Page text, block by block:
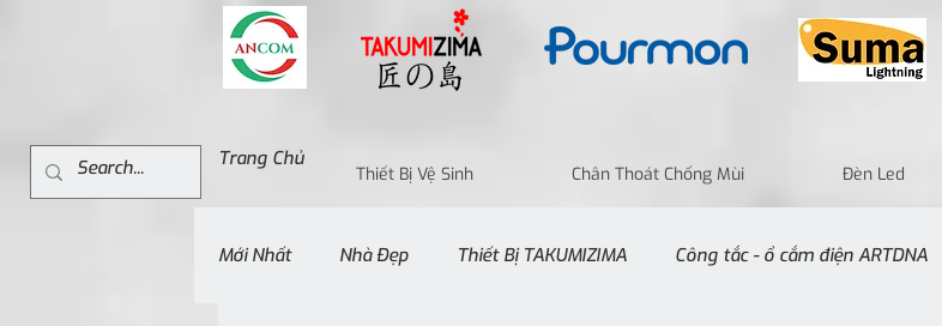
Thiết Bị Vệ Sinh Chân Thoát Chống Mùi Đèn Led
Trang Chủ
Mới Nhất Nhà Đẹp Thiết Bị TAKUMIZIMA Công tắc - ổ cắm điện ARTDNA